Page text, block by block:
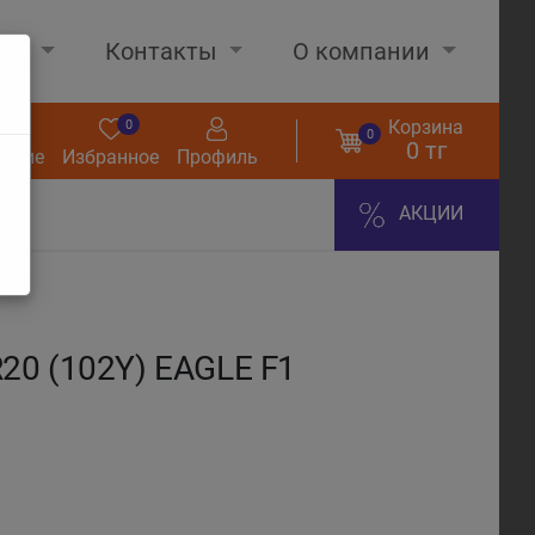
Контакты О компании
Избранное
0
Профиль
0 Корзина
0 тг
АКЦИИ
(102Y) EAGLE F1